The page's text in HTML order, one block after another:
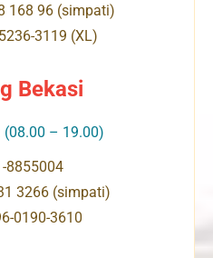
168 96 (simpati)
3119 (XL)
Bekasi
– 19.00)
8855004
3266 (simpati)
0190-3610